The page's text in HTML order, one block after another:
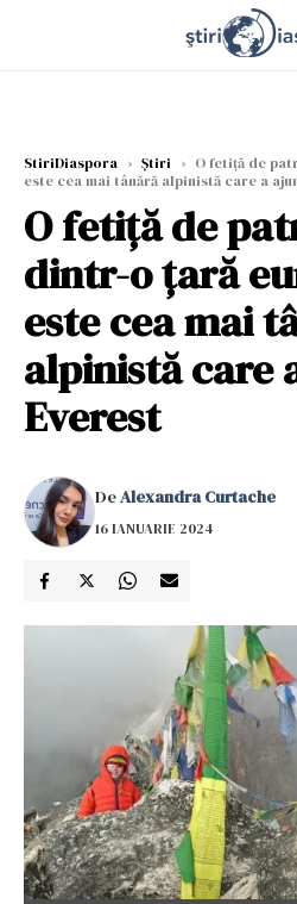
StiriDiaspora › Știri › O fetiță de
este cea mai tânără alpinistă care a
O fetiță de
dintr-o țară
este cea mai
alpinistă care
Everest
DeAlexandra Curtache
16 IANUARIE 2024